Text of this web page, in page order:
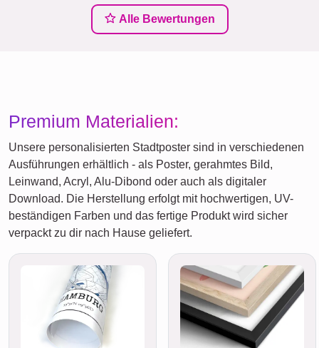
Alle Bewertungen
Premium Materialien:
Unsere personalisierten Stadtposter sind in verschiedenen
Ausführungen erhältlich - als Poster, gerahmtes Bild,
Leinwand, Acryl, Alu-Dibond oder auch als digitaler
Download. Die Herstellung erfolgt mit hochwertigen, UV-
beständigen Farben und das fertige Produkt wird sicher
verpackt zu dir nach Hause geliefert.